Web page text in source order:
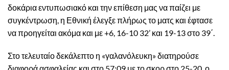
δοκάρια εντυπωσιακό και την επίθεση μας να παίζει με
συγκέντρωση, η Εθνική έλεγξε πλήρως το ματς και έφτασε
να προηγείται ακόμα και με +6, 16-10 32’ και 19-13 στο 39΄.
Στο τελευταίο δεκάλεπτο η «γαλανόλευκη» διατηρούσε